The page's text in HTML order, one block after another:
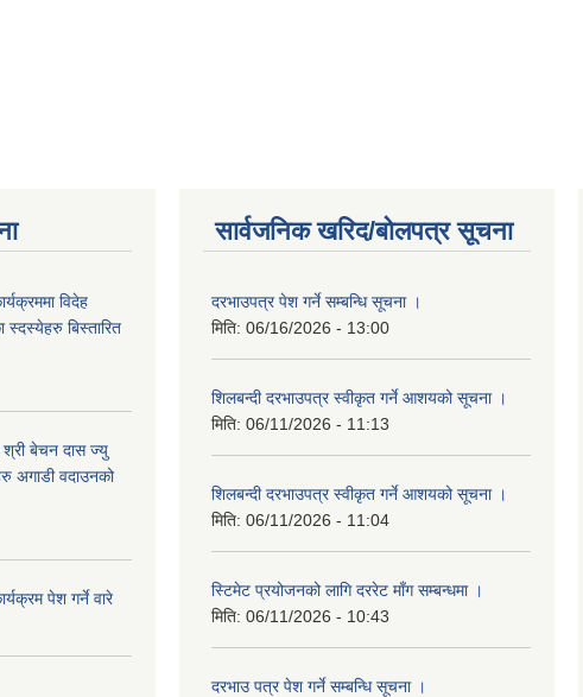
विदेह
स्दस्येहरु बिस्तारित
श्री बेचन दास ज्यु
अगाडी वदाउनको
पेश गर्ने वारे
सार्वजनिक खरिद/बोलपत्र सूचना
दरभाउपत्र पेश गर्ने सम्बन्धि सूचना ।
मिति: 06/16/2026 - 13:00
शिलबन्दी दरभाउपत्र स्वीकृत गर्ने आशयको सूचना ।
मिति: 06/11/2026 - 11:13
शिलबन्दी दरभाउपत्र स्वीकृत गर्ने आशयको सूचना ।
मिति: 06/11/2026 - 11:04
स्टिमेट प्रयोजनको लागि दररेट माँग सम्बन्धमा ।
मिति: 06/11/2026 - 10:43
दरभाउ पत्र पेश गर्ने सम्बन्धि सूचना ।